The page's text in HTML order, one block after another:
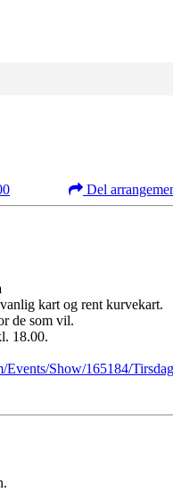
Del
kart og rent kurvekart.
de som vil.
18.00.
Show/165184/